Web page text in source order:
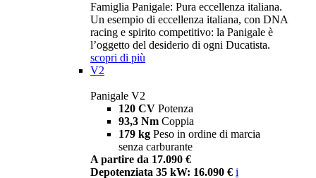
Famiglia Panigale: Pura eccellenza italiana.
Un esempio di eccellenza italiana, con DNA
racing e spirito competitivo: la Panigale è
l’oggetto del desiderio di ogni Ducatista.
scopri di più
V2
Panigale V2
120 CV Potenza
93,3 Nm Coppia
179 kg Peso in ordine di marcia
senza carburante
A partire da 17.090 €
Depotenziata 35 kW: 16.090 € i